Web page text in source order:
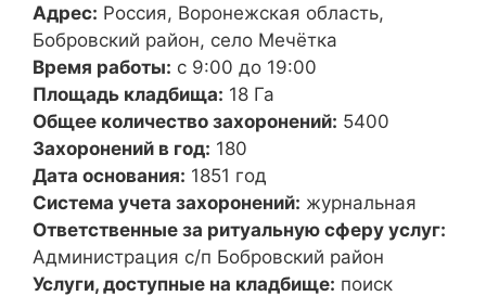
Адрес: Россия, Воронежская область,
Бобровский район, село Мечётка
Время работы: с 9:00 до 19:00
Площадь кладбища: 18 Га
Общее количество захоронений: 5400
Захоронений в год: 180
Дата основания: 1851 год
Система учета захоронений: журнальная
Ответственные за ритуальную сферу услуг:
Администрация с/п Бобровский район
Услуги, доступные на кладбище: поиск